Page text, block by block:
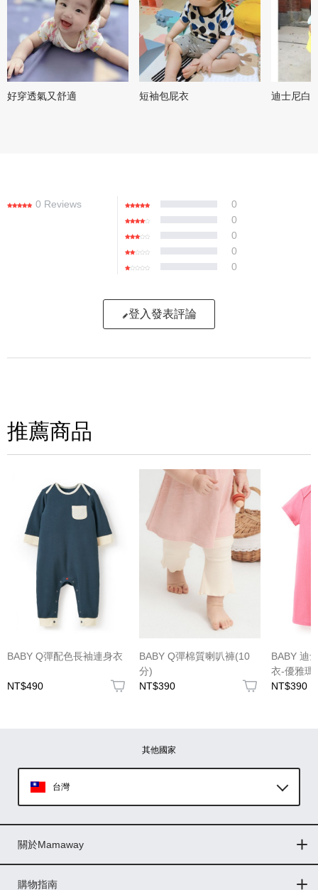
好穿透氣又舒適 短袖包屁衣 迪士尼白
0 Reviews
0
0
0
0
0
登入發表評論
(圖片格式限jpg、jpeg)
推薦商品
BABY Q彈配色長袖連身衣
NT$490
BABY Q彈棉質喇叭褲(10
分)
NT$390
BABY 迪
衣-優雅瑪
NT$390
其他國家
台灣
印尼
菲律賓
關於Mamaway
門市據點
最新消息
品牌故事
人力招募
媒體花絮
隱私權聲明
CSR企業社會責任
購物指南